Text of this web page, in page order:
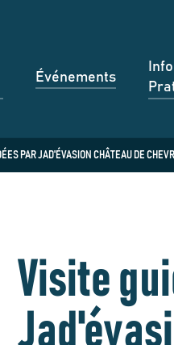
Événements
PAR JAD'ÉVASION CHÂTEAU DE
Visite